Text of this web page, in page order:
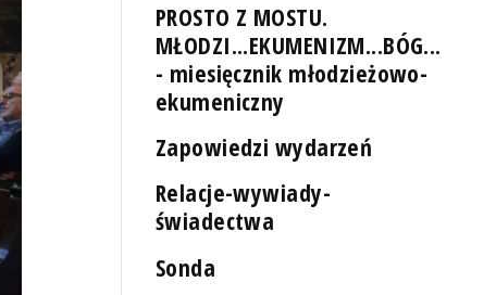
PROSTO Z MOSTU.
MŁODZI...EKUMENIZM...BÓG...
- miesięcznik młodzieżowo-
ekumeniczny
Zapowiedzi wydarzeń
Relacje-wywiady-
świadectwa
Sonda